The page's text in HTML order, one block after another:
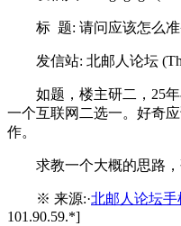
标 题: 请问应该怎么
发信站: 北邮人论坛
如题，楼主研二，25
一个互联网二选一。好奇
作。
求教一个大概的思路
※ 来源:·北邮人论坛手
101.90.59.*]